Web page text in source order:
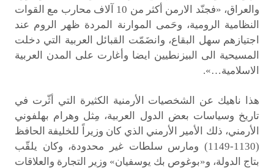
والعراق، «فجنّد الارمن أكثر من 10 آلاف محارب مع القوات
النظامية الرومية، وحَمى الموارنة المردة ظهر الروم عند
اجتيازهم سهل البقاع، وانضَمّت القبائل العربية التي دخلت
المسيحية الى البيزنطيين ايضا وأغارت على المدن العربية
الاسلامية…».
هذا ناهيك عن الشخصيات الأرمنية الكثيرة التي أثّرت في
تاريخ وسياسات بعض الدول العربية، مِثل وهرام بهلفوني
الأرمني، ذلك الأمير الأرمني الذي كان وزيراً للخليفة الحافظ
(1130-1149) ومارس سلطات غير محدودة، وكان يلقّب
بتاج الدولة، و«بوغوص بك يوسفيان» وزير التجارة والعلاقات